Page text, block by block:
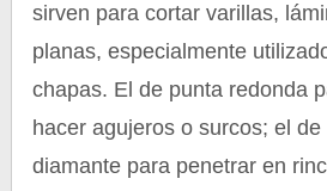
sirven para cortar varillas,
planas, especialmente
chapas. El de punta redonda
hacer agujeros o surcos; el
diamante para penetrar en